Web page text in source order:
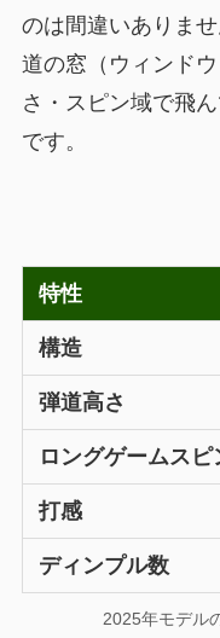
のは間違いありま
道の窓（ウィンド
さ・スピン域で飛
です。
特性
構造
弾道高さ
ロングゲームスピ
打感
ディンプル数
2025年モデル